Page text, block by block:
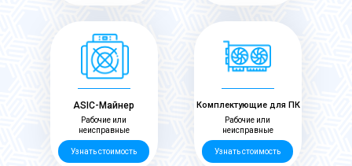
Рабочие или
неисправные
Узнать стоимость
Комплектующие для ПК
ASIC-Майнер
Рабочие или
неисправные
Узнать стоимость